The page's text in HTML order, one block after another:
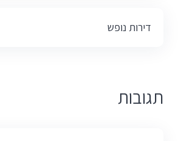
דירות נופש
תגובות